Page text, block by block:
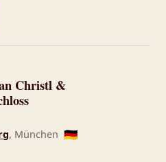
Christl &
, München 🇩🇪